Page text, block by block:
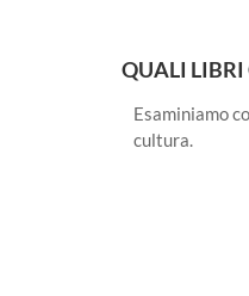
QUALI
Esaminiamo
cultura.